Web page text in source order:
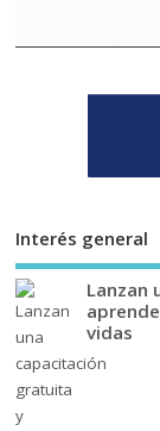
Interés general
Lanzan
vidas